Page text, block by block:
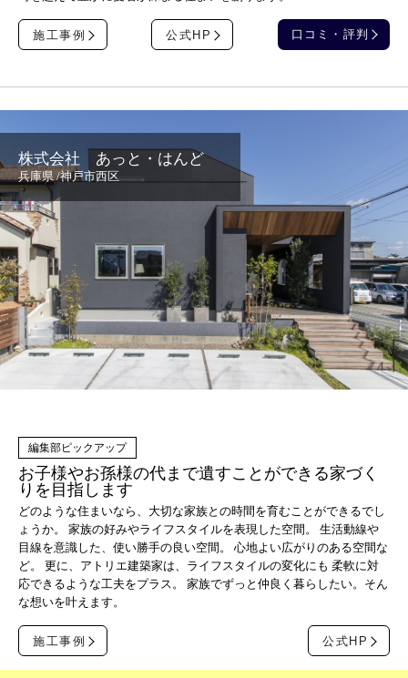
施工事例 公式HP 口コミ・評判
株式会社 あっと・はんど
兵庫県 /神戸市西区
お子様やお孫様の代まで遺すことができる家づく
りを目指します
どのような住まいなら、大切な家族との時間を育むことができるでし
ょうか。 家族の好みやライフスタイルを表現した空間。 生活動線や
目線を意識した、使い勝手の良い空間。 心地よい広がりのある空間な
ど。 更に、アトリエ建築家は、ライフスタイルの変化にも 柔軟に対
応できるような工夫をプラス。 家族でずっと仲良く暮らしたい。そん
な想いを叶えます。
施工事例 公式HP